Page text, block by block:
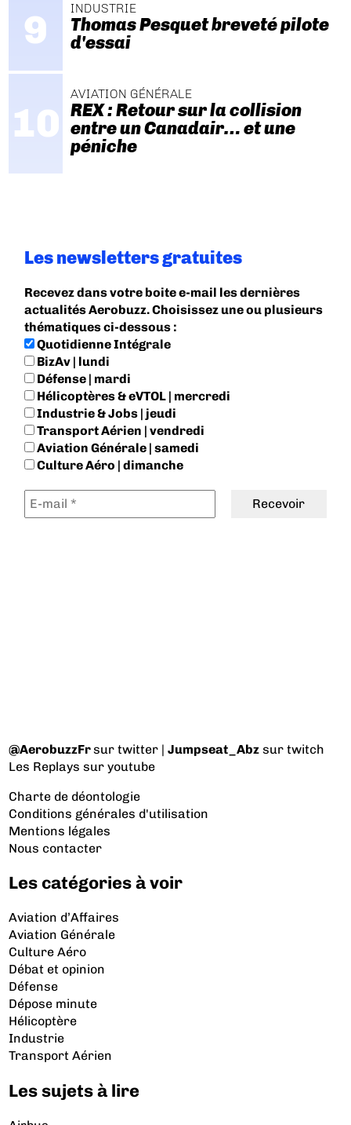
INDUSTRIE
Thomas Pesquet breveté pilote
d'essai
AVIATION GÉNÉRALE
REX : Retour sur la collision
entre un Canadair… et une
péniche
Les newsletters gratuites
Recevez dans votre boite e-mail les dernières
actualités Aerobuzz. Choisissez une ou plusieurs
thématiques ci-dessous :
Quotidienne Intégrale
BizAv | lundi
Défense | mardi
Hélicoptères & eVTOL | mercredi
Industrie & Jobs | jeudi
Transport Aérien | vendredi
Aviation Générale | samedi
Culture Aéro | dimanche
@AerobuzzFrsur twitter |Jumpseat_Abz sur twitch
Les Replays sur youtube
Charte de déontologie
Conditions générales d'utilisation
Mentions légales
Nous contacter
Les catégories à voir
Aviation d’Affaires
Aviation Générale
Culture Aéro
Débat et opinion
Défense
Dépose minute
Hélicoptère
Industrie
Transport Aérien
Les sujets à lire